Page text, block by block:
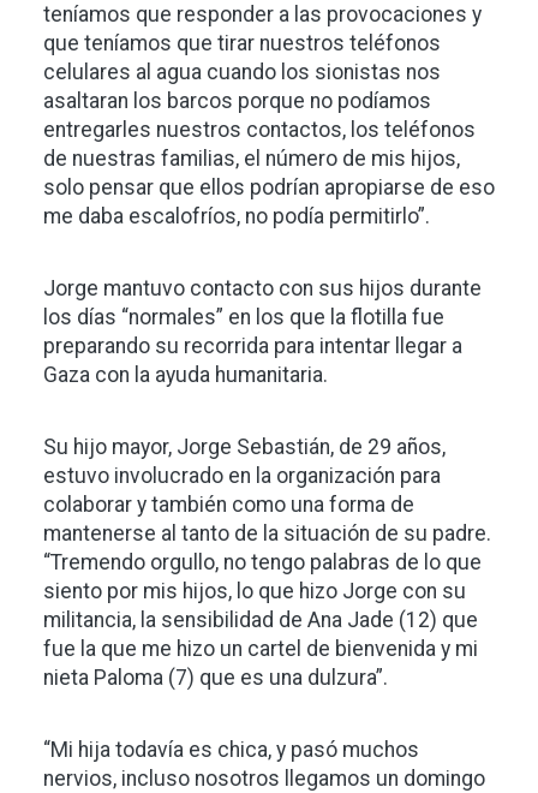
teníamos que responder a las provocaciones y
que teníamos que tirar nuestros teléfonos
celulares al agua cuando los sionistas nos
asaltaran los barcos porque no podíamos
entregarles nuestros contactos, los teléfonos
de nuestras familias, el número de mis hijos,
solo pensar que ellos podrían apropiarse de eso
me daba escalofríos, no podía permitirlo”.
Jorge mantuvo contacto con sus hijos durante
los días “normales” en los que la flotilla fue
preparando su recorrida para intentar llegar a
Gaza con la ayuda humanitaria.
Su hijo mayor, Jorge Sebastián, de 29 años,
estuvo involucrado en la organización para
colaborar y también como una forma de
mantenerse al tanto de la situación de su padre.
“Tremendo orgullo, no tengo palabras de lo que
siento por mis hijos, lo que hizo Jorge con su
militancia, la sensibilidad de Ana Jade (12) que
fue la que me hizo un cartel de bienvenida y mi
nieta Paloma (7) que es una dulzura”.
“Mi hija todavía es chica, y pasó muchos
nervios, incluso nosotros llegamos un domingo